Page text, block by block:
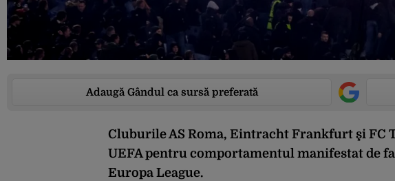
Adaugă Gândul ca sursă preferată
Cluburile AS Roma, Eintracht Frankfurt şi FC
UEFA pentru comportamentul manifestat de
Europa League.